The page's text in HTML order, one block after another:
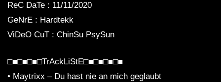
CROTEKK (VIDEOSET) @
RDOUTBREAK Lutherstadt Wittenberg
18.01.2014
ReC DaTe : 11/11/2020
GeNrE : Hardtekk
ViDeO CuT : ChinSu PsySun
□■□■□■□TrAckLiStE□■□■□■□■
• Maytrixx – Du hast nie an mich geglaubt